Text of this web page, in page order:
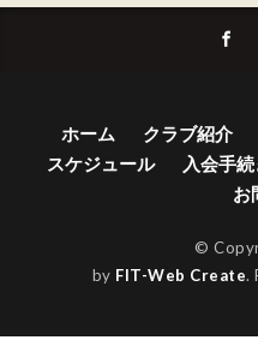
ホーム クラブ紹介
スケジュール
入会手続
お
©
by FIT-Web Create.